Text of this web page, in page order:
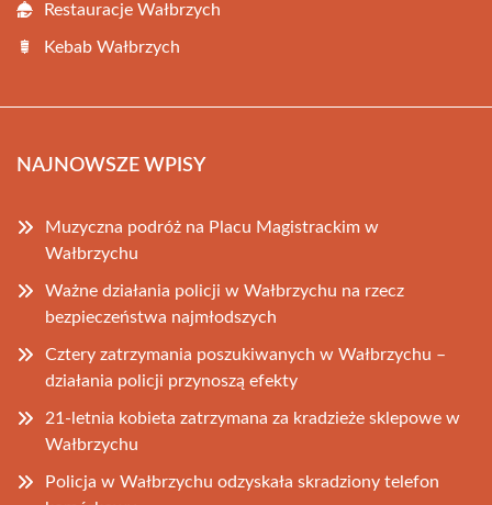
Restauracje Wałbrzych
Kebab Wałbrzych
NAJNOWSZE WPISY
Muzyczna podróż na Placu Magistrackim w
Wałbrzychu
Ważne działania policji w Wałbrzychu na rzecz
bezpieczeństwa najmłodszych
Cztery zatrzymania poszukiwanych w Wałbrzychu –
działania policji przynoszą efekty
21-letnia kobieta zatrzymana za kradzieże sklepowe w
Wałbrzychu
Policja w Wałbrzychu odzyskała skradziony telefon